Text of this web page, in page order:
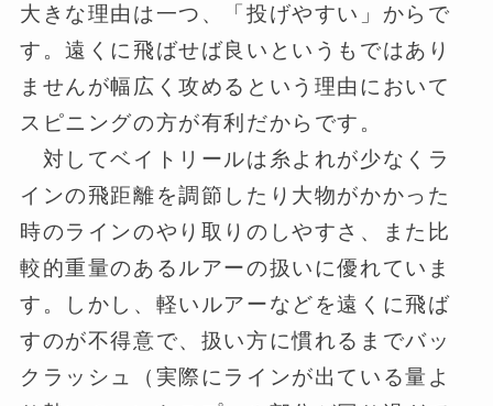
大きな理由は一つ、「投げやすい」からで
す。遠くに飛ばせば良いというもではあり
ませんが幅広く攻めるという理由において
スピニングの方が有利だからです。
対してベイトリールは糸よれが少なくラ
インの飛距離を調節したり大物がかかった
時のラインのやり取りのしやすさ、また比
較的重量のあるルアーの扱いに優れていま
す。しかし、軽いルアーなどを遠くに飛ば
すのが不得意で、扱い方に慣れるまでバッ
クラッシュ（実際にラインが出ている量よ